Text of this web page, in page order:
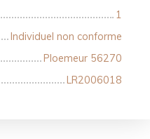
1
Individuel non conforme
Ploemeur 56270
LR2006018